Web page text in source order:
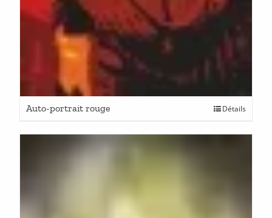
Auto-portrait rouge Détails